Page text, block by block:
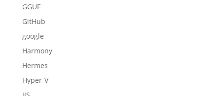
GGUF
GitHub
google
Harmony
Hermes
Hyper-V